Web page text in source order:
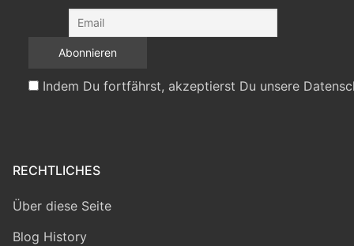
Indem Du fortfährst, akzeptierst Du unsere
RECHTLICHES
Über diese Seite
Blog History